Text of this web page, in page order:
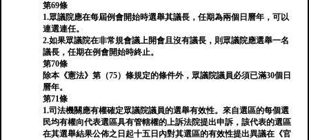
第69條
1.眾議院應在每屆例會開始時選舉其議長，任期為兩個日曆年，可以
連選連任。
2.如果眾議院在非常規會議上開會且沒有議長，則眾議院應選舉一名
議長，任期在例會開始時終止。
第70條
除本《憲法》第（75）條規定的條件外，眾議院議員必須已滿30個日
曆年。
第71條
1.司法機關應有權確定眾議院議員的選舉有效性。來自選區的每個選
民均有權向代表選區具有管轄權的上訴法院提出申訴，該代表的選區
在其選舉結果公佈之日起十五日內對其選區的有效性提出異議在《官